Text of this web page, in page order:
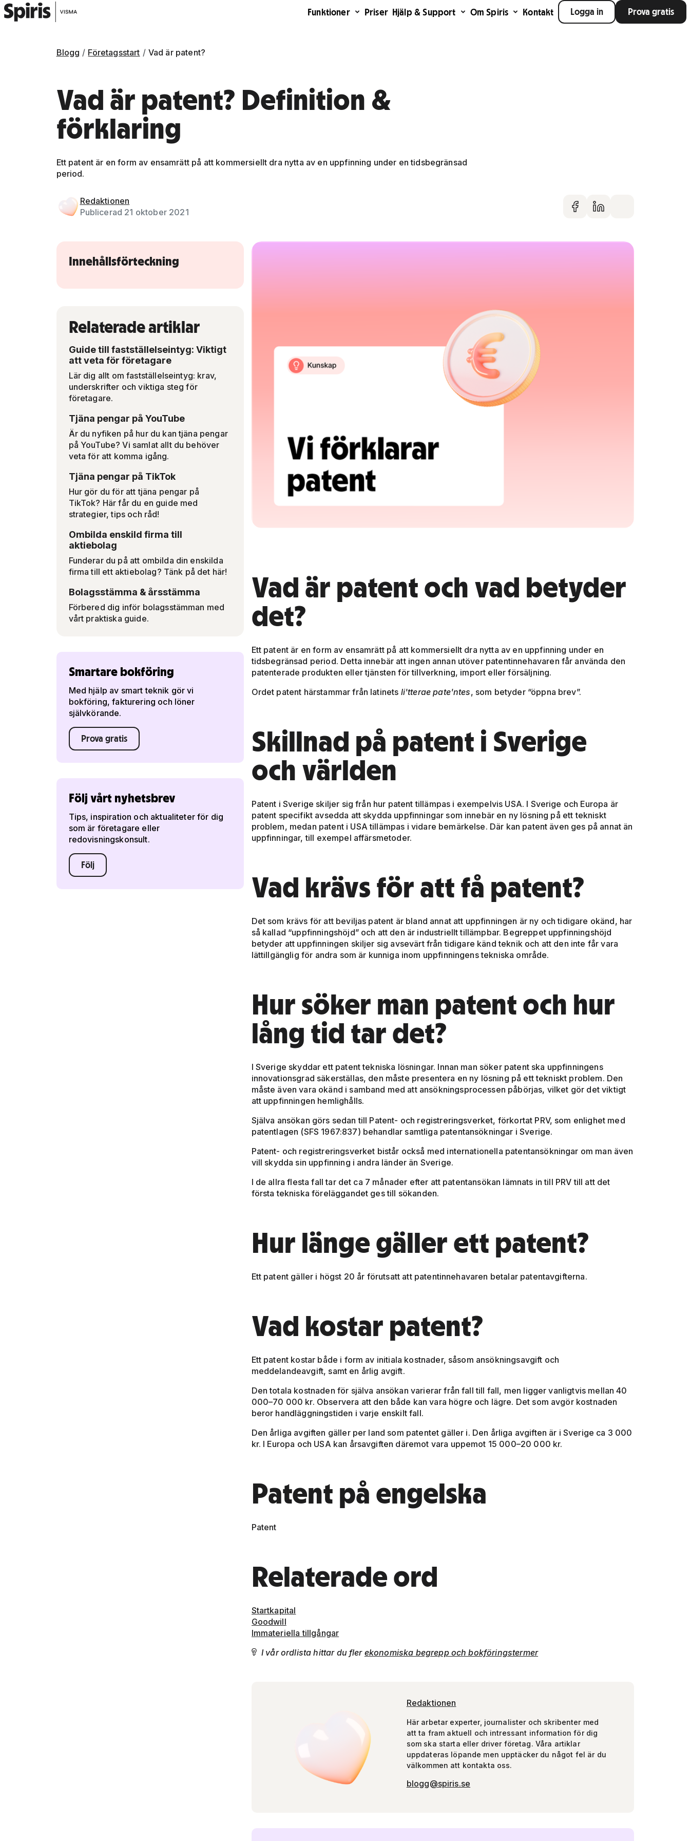
Funktioner Priser Hjälp & Support Om Spiris Kontakt Logga in Prova gratis
Blogg Företagsstart Vad är patent?
Vad är patent? Definition &
förklaring
Ett patent är en form av ensamrätt på att kommersiellt dra nytta av en uppfinning under en tidsbegränsad
period.
Redaktionen
Publicerad 21 oktober 2021
Dela på
Dela på
Innehållsförteckning
Relaterade artiklar
Guide till fastställelseintyg: Viktigt
att veta för företagare
Lär dig allt om fastställelseintyg: krav,
underskrifter och viktiga steg för
företagare.
Tjäna pengar på YouTube
Är du nyfiken på hur du kan tjäna pengar
på YouTube? Vi samlat allt du behöver
veta för att komma igång.
Tjäna pengar på TikTok
Hur gör du för att tjäna pengar på
TikTok? Här får du en guide med
strategier, tips och råd!
Ombilda enskild firma till
aktiebolag
Funderar du på att ombilda din enskilda
firma till ett aktiebolag? Tänk på det här!
Bolagsstämma & årsstämma
Förbered dig inför bolagsstämman med
vårt praktiska guide.
Smartare bokföring
Med hjälp av smart teknik gör vi
bokföring, fakturering och löner
självkörande.
Prova gratis
Följ vårt nyhetsbrev
Tips, inspiration och aktualiteter för dig
som är företagare eller
redovisningskonsult.
Följ
Vad är patent och vad betyder
det?
Ett patent är en form av ensamrätt på att kommersiellt dra nytta av en uppfinning under en
tidsbegränsad period. Detta innebär att ingen annan utöver patentinnehavaren får använda den
patenterade produkten eller tjänsten för tillverkning, import eller försäljning.
Ordet patent härstammar från latinets li'tterae pate'ntes, som betyder “öppna brev”.
Skillnad på patent i Sverige
och världen
Patent i Sverige skiljer sig från hur patent tillämpas i exempelvis USA. I Sverige och Europa är
patent specifikt avsedda att skydda uppfinningar som innebär en ny lösning på ett tekniskt
problem, medan patent i USA tillämpas i vidare bemärkelse. Där kan patent även ges på annat än
uppfinningar, till exempel affärsmetoder.
Vad krävs för att få patent?
Det som krävs för att beviljas patent är bland annat att uppfinningen är ny och tidigare okänd, har
så kallad “uppfinningshöjd” och att den är industriellt tillämpbar. Begreppet uppfinningshöjd
betyder att uppfinningen skiljer sig avsevärt från tidigare känd teknik och att den inte får vara
lättillgänglig för andra som är kunniga inom uppfinningens tekniska område.
Hur söker man patent och hur
lång tid tar det?
I Sverige skyddar ett patent tekniska lösningar. Innan man söker patent ska uppfinningens
innovationsgrad säkerställas, den måste presentera en ny lösning på ett tekniskt problem. Den
måste även vara okänd i samband med att ansökningsprocessen påbörjas, vilket gör det viktigt
att uppfinningen hemlighålls.
Själva ansökan görs sedan till Patent- och registreringsverket, förkortat PRV, som enlighet med
patentlagen (SFS 1967:837) behandlar samtliga patentansökningar i Sverige.
Patent- och registreringsverket bistår också med internationella patentansökningar om man även
vill skydda sin uppfinning i andra länder än Sverige.
I de allra flesta fall tar det ca 7 månader efter att patentansökan lämnats in till PRV till att det
första tekniska föreläggandet ges till sökanden.
Hur länge gäller ett patent?
Ett patent gäller i högst 20 år förutsatt att patentinnehavaren betalar patentavgifterna.
Vad kostar patent?
Ett patent kostar både i form av initiala kostnader, såsom ansökningsavgift och
meddelandeavgift, samt en årlig avgift.
Den totala kostnaden för själva ansökan varierar från fall till fall, men ligger vanligtvis mellan 40
000–70 000 kr. Observera att den både kan vara högre och lägre. Det som avgör kostnaden
beror handläggningstiden i varje enskilt fall.
Den årliga avgiften gäller per land som patentet gäller i. Den årliga avgiften är i Sverige ca 3 000
kr. I Europa och USA kan årsavgiften däremot vara uppemot 15 000–20 000 kr.
Patent på engelska
Patent
Relaterade ord
Startkapital
Goodwill
Immateriella tillgångar
 I vår ordlista hittar du fler ekonomiska begrepp och bokföringstermer
Redaktionen
Här arbetar experter, journalister och skribenter med
att ta fram aktuell och intressant information för dig
som ska starta eller driver företag. Våra artiklar
uppdateras löpande men upptäcker du något fel är du
välkommen att kontakta oss.
blogg@spiris.se